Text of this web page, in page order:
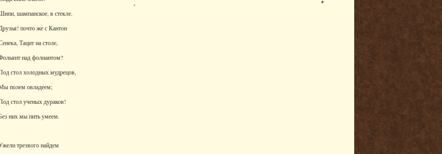
шампанское, в стекле.
почто же с Кантон
Тацит на столе,
над фолиантом?
стол холодных мудрецов,
полем овладеем;
стол ученых дураков!
них мы пить умеем.
трезвого найдем